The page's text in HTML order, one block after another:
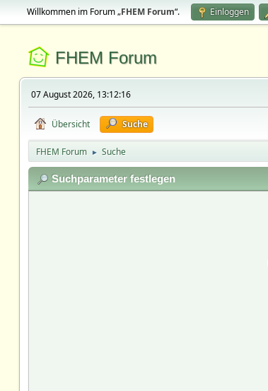
Willkommen im Forum „FHEM Forum“. Einloggen
FHEM Forum
07 August 2026, 13:12:16
Übersicht Suche
FHEM Forum ► Suche
Suchparameter festlegen